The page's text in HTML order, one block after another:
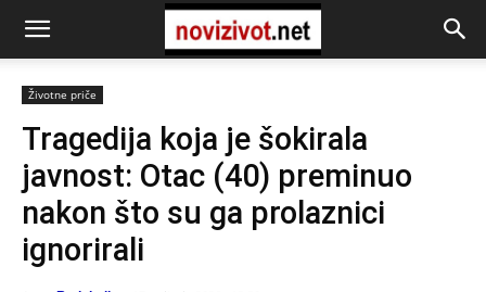
Životne priče
Tragedija koja je šokirala
javnost: Otac (40) preminuo
nakon što su ga prolaznici
ignorirali